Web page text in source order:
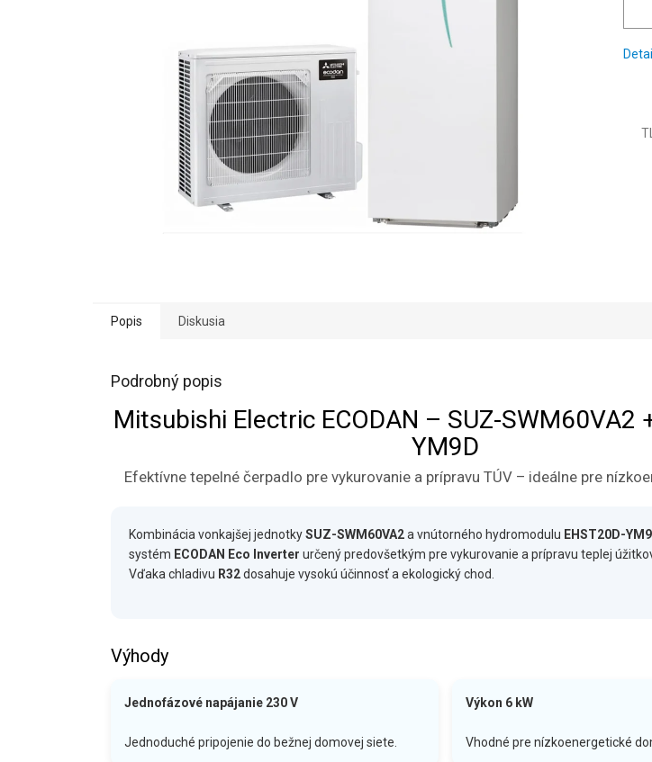
Popis Diskusia
Podrobný popis
Mitsubishi Electric ECODAN – SUZ-SWM60VA2
YM9D
Efektívne tepelné čerpadlo pre vykurovanie a prípravu TÚV – ideálne pre
Kombinácia vonkajšej jednotkySUZ-SWM60VA2a vnútorného hydromodulu EHST20D-
systém ECODAN Eco Inverter určený predovšetkým pre vykurovanie a prípravu teplej
Vďaka chladivu R32dosahuje vysokú účinnosť a ekologický chod.
Výhody
Jednofázové napájanie 230 V
Jednoduché pripojenie do bežnej domovej siete.
Výkon 6 kW
Vhodné pre nízkoenergetické